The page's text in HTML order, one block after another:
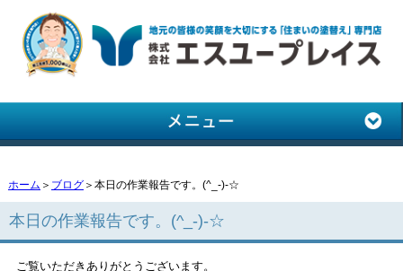
ホーム ＞ ブログ＞本日の作業報告です。(^_-)-☆
本日の作業報告です。(^_-)-☆
ご覧いただきありがとうございます。